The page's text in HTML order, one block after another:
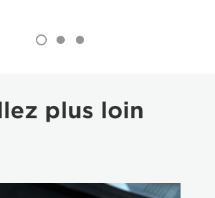
plus loin